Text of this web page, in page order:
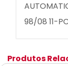
98/08 11-
Produtos